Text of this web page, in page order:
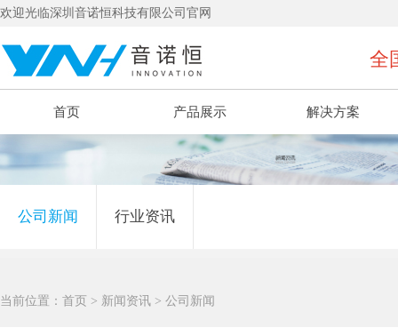
欢迎光临深圳音诺恒科技有限公司官网
全
首页 产品展示 解决方案
公司新闻 行业资讯
当前位置： 首页 > 新闻资讯 > 公司新闻